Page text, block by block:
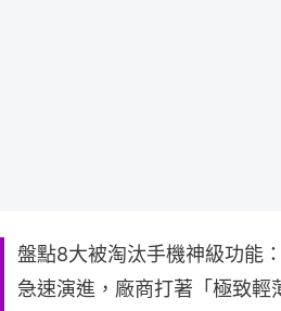
盤點8大被淘汰手機神級功能
急速演進，廠商打著「極致輕